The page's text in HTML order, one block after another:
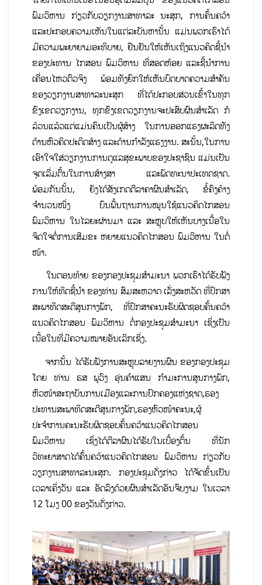
ພົມວິຫານ ກ່ຽວກັບວຽກງານສາທາລະ ນະສຸກ, ການຄົ້ນຄວ້າ
ແລະປະກອບຄວາມເຫັນໃນແຕ່ລະບັນຫານັ້ນ ແມ່ນພວກເຮົາໄດ້
ມີຄວາມພະຍາຍາມອະທິບາຍ, ຢືນຢັນໃຫ້ເຫັນເຖິງແນວຄິດຊີ້ນຳ
ຂອງປະທານ ໄກສອນ ພົມວິຫານ ທີ່ສອດຫ້ອຍ ແລະຊີ້ນຳການ
ເຄື່ອນໄຫວຕົວຈິງ ພ້ອມທັງຍົກໃຫ້ເຫັນບົດບາດຄວາມສຳຄັນ
ຂອງວຽກງານສາທາລະນະສຸກ ທີ່ໄດ້ປະກອບສ່ວນເຂົ້າໃນທຸກ
ຂົງເຂດວຽກງານ, ທຸກຂົງເຂດວຽກງານຈະປະສົບຜົນສຳເລັດ ກໍ
ລ້ວນແລ້ວແຕ່ແມ່ນຄົນເປັນຜູ້ສ້າງ ໃນການອອກແຮງຜະລິດທັງ
ດ້ານຫົວຄິດປະດິດສ້າງ ແລະດ້ານກຳລັງແຮງງານ. ສະນັ້ນ,ໃນການ
ເອົາໃຈໃສ່ວຽກງານການດູແລສຸຂະພາບຂອງປະຊາຊົນ ແມ່ນເປັນ
ຈຸດເລີ່ມຕົ້ນໃນການສ້າງສາ ແລະພັດທະນາປະເທດຊາດ.
ພ້ອມກັນນັ້ນ, ຍັງໄດ້ສັງເກດຕີລາຄາຜົນສຳເລັດ, ຂໍ້ຄົງຄ້າງ
ຈຳນວນໜຶ່ງ ບົນພື້ນຖານການໝູນໃຊ້ແນວຄິດໄກສອນ
ພົມວິຫານ ໃນໄລຍະຜ່ານມາ ແລະ ສະຫຼຸບໃຫ້ເຫັນບາງເນື້ອໃນ
ຈິດໃຈຕໍ່ການເສີມຂະ ຫຍາຍແນວຄິດໄກສອນ ພົມວິຫານ ໃນຕໍ່
ໜ້າ.
ໃນຕອນທ້າຍ ຂອງກອງປະຊຸມສຳມະນາ ພວກເຮົາໄດ້ຮັບຟັງ
ການໃຫ້ທິດຊີ້ນຳ ຂອງທ່ານ ສົມສະຫວາດ ເລັ່ງສະຫວັດ ທີ່ປຶກສາ
ສະພາທິດສະດີສູນກາງພັກ, ທີ່ປຶກສາຄະນະຮັບຜິດຊອບຄົ້ນຄວ້າ
ແນວຄິດໄກສອນ ພົມວິຫານ ຕໍ່ກອງປະຊຸມສຳມະນາ ເຊິ່ງເປັນ
ເນື້ອໃນທີ່ມີຄວາມໝາຍອັນເລິກເຊິ່ງ.
ຈາກນັ້ນ ໄດ້ຮັບຟັງການສະຫຼຸບລາຍງານຜົນ ຂອງກອງປະຊຸມ
ໂດຍ ທ່ານ ຮສ ພູວົງ ອຸ່ນຄຳແສນ ກຳມະການສູນກາງພັກ,
ຫົວໜ້າສະຖາບັນການເມືອງແລະການປົກຄອງແຫ່ງຊາດ,ຮອງ
ປະທານສະພາທິດສະດີສູນກາງພັກ,ຮອງຫົວໜ້າຄະນະ,ຜູ້
ປະຈຳການຄະນະຮັບຜິດຊອບຄົ້ນຄວ້າແນວຄິດໄກສອນ
ພົມວິຫານ ເຊິ່ງໄດ້ຕີລາຜົນໄດ້ຮັບໃນເບື້ອງຕົ້ນ ທີ່ນັກ
ວິທະຍາສາດໄດ້ຄົ້ນຄວ້າແນວຄິດໄກສອນ ພົມວິຫານ ກ່ຽວກັບ
ວຽກງານສາທາລະນະສຸກ. ກອງປະຊຸມດັ່ງກ່າວ ໄດ້ຈັດຂຶ້ນເປັນ
ເວລາເຄິ່ງວັນ ແລະ ອັດລົງດ້ວຍຜົນສໍາເລັດອັນຈົບງາມ ໃນເວລາ
12 ໂມງ 00 ຂອງວັນດັ່ງກ່າວ.